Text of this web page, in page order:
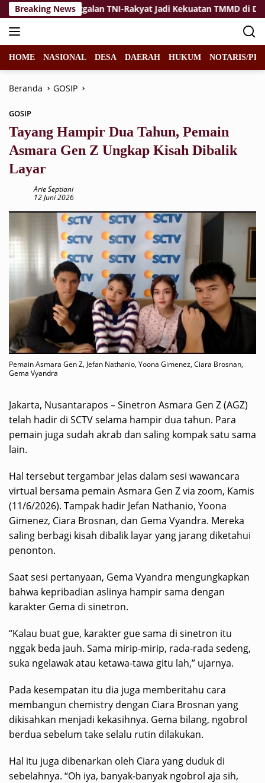
Langsung
ke
konten
Breaking News
Kemanunggalan TNI-Rakyat Jadi Kekuatan TMMD di Desa
HOME NASIONAL DESA DAERAH HUKUM NOTARIS/
Beranda GOSIP
GOSIP
Tayang Hampir Dua Tahun, Pemain
Asmara Gen Z Ungkap Kisah Dibalik
Layar
Arie Septiani
12 Juni 2026
Pemain Asmara Gen Z, Jefan Nathanio, Yoona Gimenez, Ciara Brosnan,
Gema Vyandra
Jakarta, Nusantarapos – Sinetron Asmara Gen Z (AGZ)
telah hadir di SCTV selama hampir dua tahun. Para
pemain juga sudah akrab dan saling kompak satu sama
lain.
Hal tersebut tergambar jelas dalam sesi wawancara
virtual bersama pemain Asmara Gen Z via zoom, Kamis
(11/6/2026). Tampak hadir Jefan Nathanio, Yoona
Gimenez, Ciara Brosnan, dan Gema Vyandra. Mereka
saling berbagi kisah dibalik layar yang jarang diketahui
penonton.
Saat sesi pertanyaan, Gema Vyandra mengungkapkan
bahwa kepribadian aslinya hampir sama dengan
karakter Gema di sinetron.
“Kalau buat gue, karakter gue sama di sinetron itu
nggak beda jauh. Sama mirip-mirip, rada-rada sedeng,
suka ngelawak atau ketawa-tawa gitu lah,” ujarnya.
Pada kesempatan itu dia juga memberitahu cara
membangun chemistry dengan Ciara Brosnan yang
dikisahkan menjadi kekasihnya. Gema bilang, ngobrol
berdua sebelum take selalu rutin dilakukan.
Hal itu juga dibenarkan oleh Ciara yang duduk di
sebelahnya. “Oh iya, banyak-banyak ngobrol aja sih,